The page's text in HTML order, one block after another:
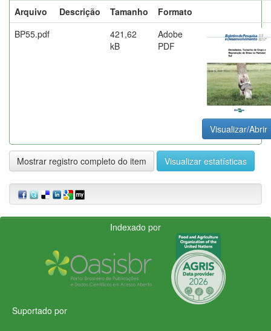
Arquivo
Descrição Tamanho
Formato
BP55.pdf
421,62
kB
Adobe
PDF
Visualizar/Abrir
Mostrar registro completo do item Visualizar estatísticas
Indexado por
Suportado por